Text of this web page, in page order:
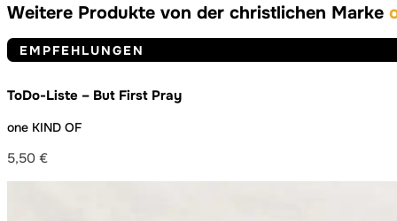
Weitere Produkte von der christlichen Marke
EMPFEHLUNGEN
ToDo-Liste – But First Pray
one KIND OF
5,50 €